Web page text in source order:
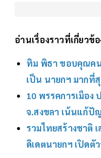
อ่านเรื่องราวที่เกี่ยวข้อ
ทิม พิธา ขอบคุณคน
เป็น นายกฯ มากที่
10 พรรคการเมือง
จ.สงขลา เน้นแก้ปั
รวมไทยสร้างชาติ
ดิเดตนายกฯ เปิดตั